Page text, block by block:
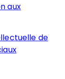
aux
de